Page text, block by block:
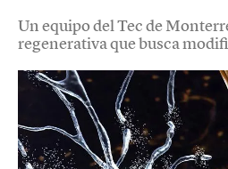
Un equipo del Tec de
regenerativa que busca